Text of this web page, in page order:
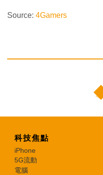
Source: 4Gamers
科技焦點
iPhone
5G流動
電腦